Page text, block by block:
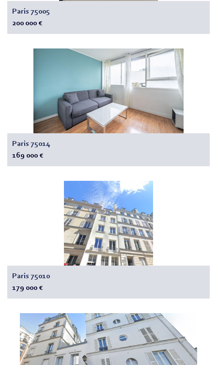
Paris 75005
200 000 €
Paris 75014
169 000 €
Paris 75010
179 000 €